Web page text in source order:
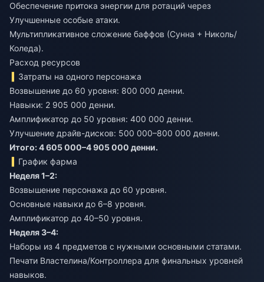
Обеспечение притока энергии для ротаций через
Улучшенные особые атаки.
Мультипликативное сложение баффов (Сунна + Николь/
Коледа).
Расход ресурсов
Затраты на одного персонажа
Возвышение до 60 уровня: 800 000 денни.
Навыки: 2 905 000 денни.
Амплификатор до 50 уровня: 400 000 денни.
Улучшение драйв-дисков: 500 000–800 000 денни.
Итого: 4 605 000–4 905 000 денни.
График фарма
Неделя 1–2:
Возвышение персонажа до 60 уровня.
Основные навыки до 6–8 уровня.
Амплификатор до 40–50 уровня.
Неделя 3–4:
Наборы из 4 предметов с нужными основными статами.
Печати Властелина/Контроллера для финальных уровней
навыков.